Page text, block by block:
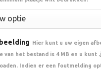
Hier kunt u uw eigen
van het bestand is 4 MB en u kunt
Indien er een foutmelding